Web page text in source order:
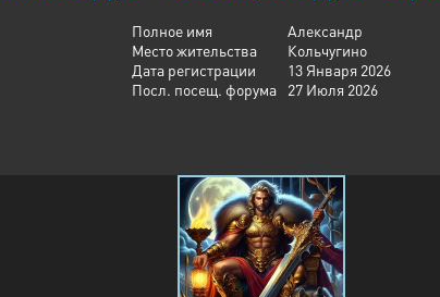
Полное имя
Александр
Место жительства
Кольчугино
Дата регистрации
13 Января 2026
Посл. посещ. форума
27 Июля 2026